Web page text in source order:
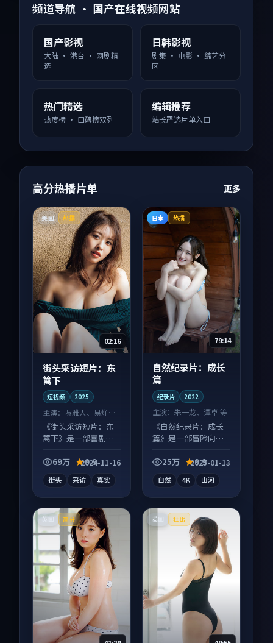
频道导航 · 国产在线视频网站
国产影视
大陆 · 港台 · 网剧精
选
日韩影视
剧集 · 电影 · 综艺分
区
热门精选
热度榜 · 口碑榜双列
编辑推荐
站长严选片单入口
高分热播片单 更多
美国 热播
02:16
街头采访短片：东
篱下
短视频 2025
主演： 堺雅人、易烊千
玺 等
《街头采访短片：东
篱下》是一部喜剧向
论度高，适合配弹幕
69万 9.9
2024-11-16
街头 采访 真实
日本 热播
79:14
自然纪录片：成长
篇
纪录片 2022
主演：朱一龙、谭卓 等
《自然纪录片：成长
篇》是一部冒险向纪
在线，配乐与镜头配
25万 9.9
2025-01-13
自然 4K 山河
英国 高分 英国 杜比